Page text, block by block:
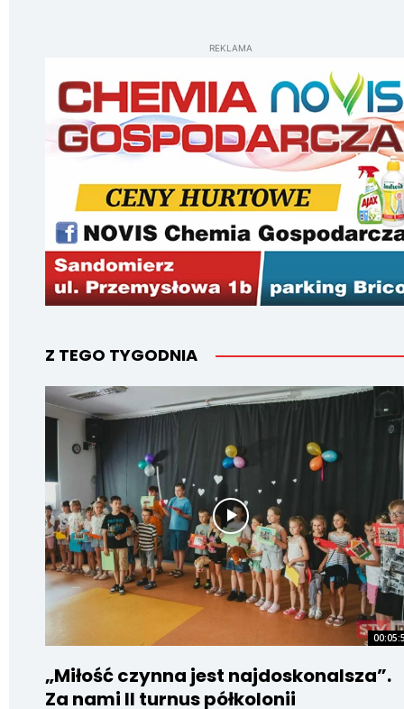
REKLAMA
Z TEGO TYGODNIA
„Miłość czynna jest najdoskonalsza”.
Za nami II turnus półkolonii